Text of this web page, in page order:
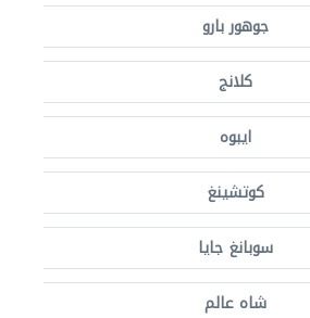
جوهور بارو
كلانج
ايبوه
كوتشينغ
سوبانغ جايا
شاه عالم